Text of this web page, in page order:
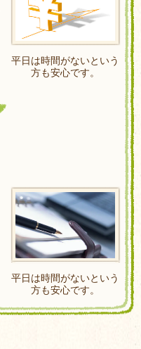
平日は時間がないという
方も安心です。
平日は時間がないという
方も安心です。